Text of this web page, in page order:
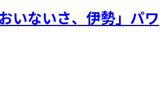
いないさ、伊勢」パワ